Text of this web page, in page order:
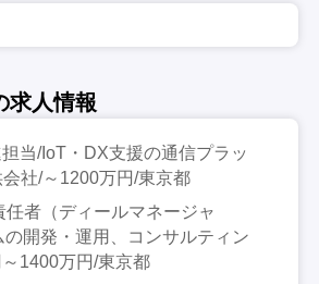
求人情報
当/IoT・DX支援の通信プラッ
会社/～1200万円/東京都
任者（ディールマネージャ
の開発・運用、コンサルティン
1400万円/東京都